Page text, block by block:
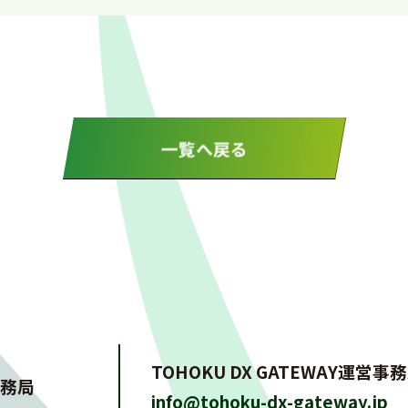
一覧へ戻る
局
TOHOKU DX GATEWAY運営事
info@tohoku-dx-gateway.jp